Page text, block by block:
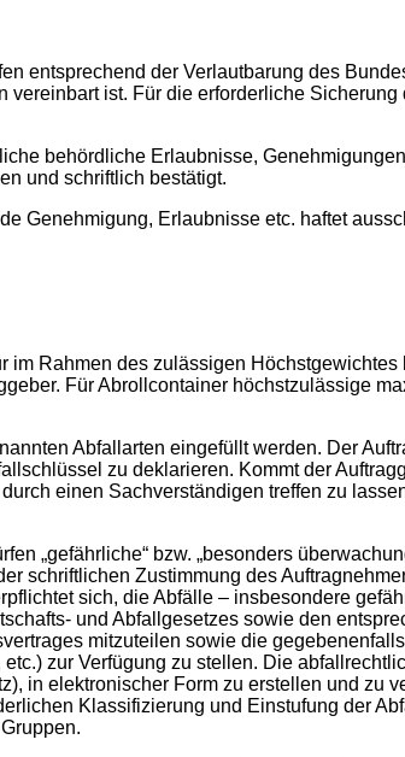
entsprechend der Verlautbarung des
ist. Für die erforderliche
behördliche Erlaubnisse,
und schriftlich bestätigt.
Genehmigung, Erlaubnisse etc. haftet
im Rahmen des zulässigen
Für Abrollcontainer höchstzulässige
Abfallarten eingefüllt werden. Der
zu deklarieren. Kommt der
einen Sachverständigen treffen zu
„gefährliche“ bzw. „besonders
schriftlichen Zustimmung des
sich, die Abfälle – insbesondere
und Abfallgesetzes sowie den
mitzuteilen sowie die
zur Verfügung zu stellen. Die
in elektronischer Form zu erstellen und zu
Klassifizierung und Einstufung der